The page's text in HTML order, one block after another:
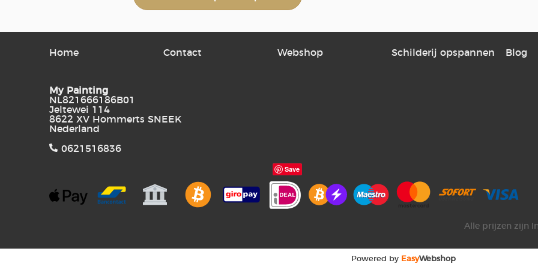
Home Contact Webshop Schilderij opspannen Blog
My Painting
NL821666186B01
Jeltewei 114
8622 XV Hommerts SNEEK
Nederland
0621516836
Save
Alle prijzen zijn
Powered by EasyWebshop